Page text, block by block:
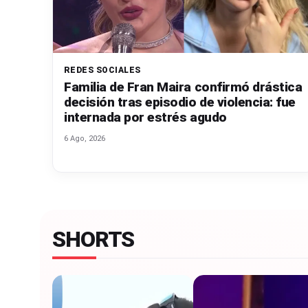
s,
REDES SOCIALES
Familia de Fran Maira confirmó drástica
decisión tras episodio de violencia: fue
internada por estrés agudo
6 Ago, 2026
SHORTS